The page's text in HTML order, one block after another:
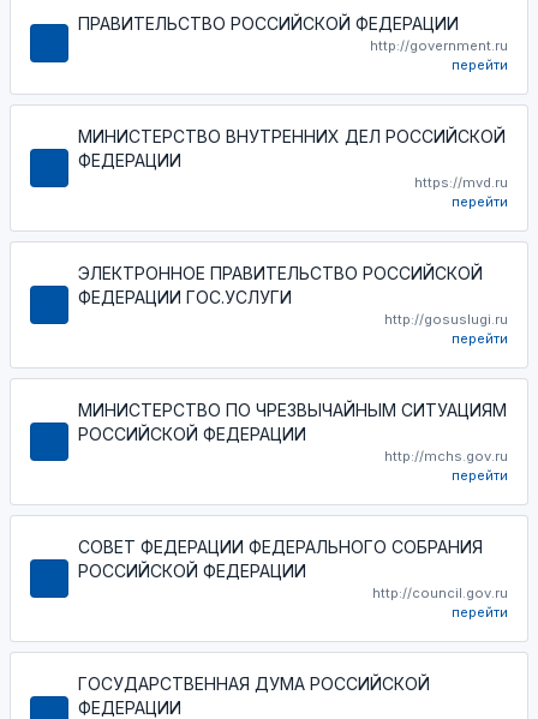
ПРАВИТЕЛЬСТВО РОССИЙСКОЙ ФЕДЕРАЦИИ
http://government.ru
перейти
МИНИСТЕРСТВО ВНУТРЕННИХ ДЕЛ РОССИЙСКОЙ
ФЕДЕРАЦИИ
https://mvd.ru
перейти
ЭЛЕКТРОННОЕ ПРАВИТЕЛЬСТВО РОССИЙСКОЙ
ФЕДЕРАЦИИ ГОС.УСЛУГИ
http://gosuslugi.ru
перейти
МИНИСТЕРСТВО ПО ЧРЕЗВЫЧАЙНЫМ СИТУАЦИЯМ
РОССИЙСКОЙ ФЕДЕРАЦИИ
http://mchs.gov.ru
перейти
СОВЕТ ФЕДЕРАЦИИ ФЕДЕРАЛЬНОГО СОБРАНИЯ
РОССИЙСКОЙ ФЕДЕРАЦИИ
http://council.gov.ru
перейти
ГОСУДАРСТВЕННАЯ ДУМА РОССИЙСКОЙ
ФЕДЕРАЦИИ